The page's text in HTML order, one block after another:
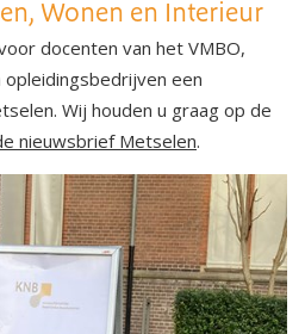
Wonen en Interieur
docenten van het VMBO,
opleidingsbedrijven een
Wij houden u graag op de
nieuwsbrief Metselen.